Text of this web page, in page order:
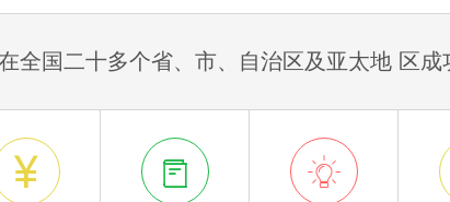
全国二十多个省、市、自治区及亚太地 区
  